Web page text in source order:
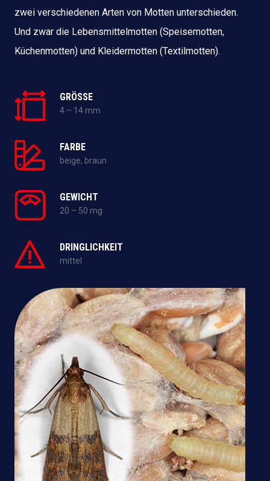
zwei verschiedenen Arten von Motten unterschieden.
Und zwar die Lebensmittelmotten (Speisemotten,
Küchenmotten) und Kleidermotten (Textilmotten).
GRÖSSE
4 – 14 mm
FARBE
beige, braun
GEWICHT
20 – 50 mg
DRINGLICHKEIT
mittel